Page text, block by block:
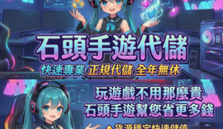
9分鐘前 吳**宏 購買了 1690元 豪華禮包 交易成功
10分鐘前 m**ky 購買了 33元 銅板禮包 交易成功
12分鐘前 李**芬 購買了 990元 成長禮包 交易成功
15分鐘前 J**son 購買了 3290元 禮包 交易成功
18分鐘前 劉**瑄 購買了 170元 限時禮包 交易成功
20分鐘前 T**y_L 購買了 2990元 節日禮包 交易成功
22分鐘前 蔡**文 購買了 33元 銅板禮包 交易成功